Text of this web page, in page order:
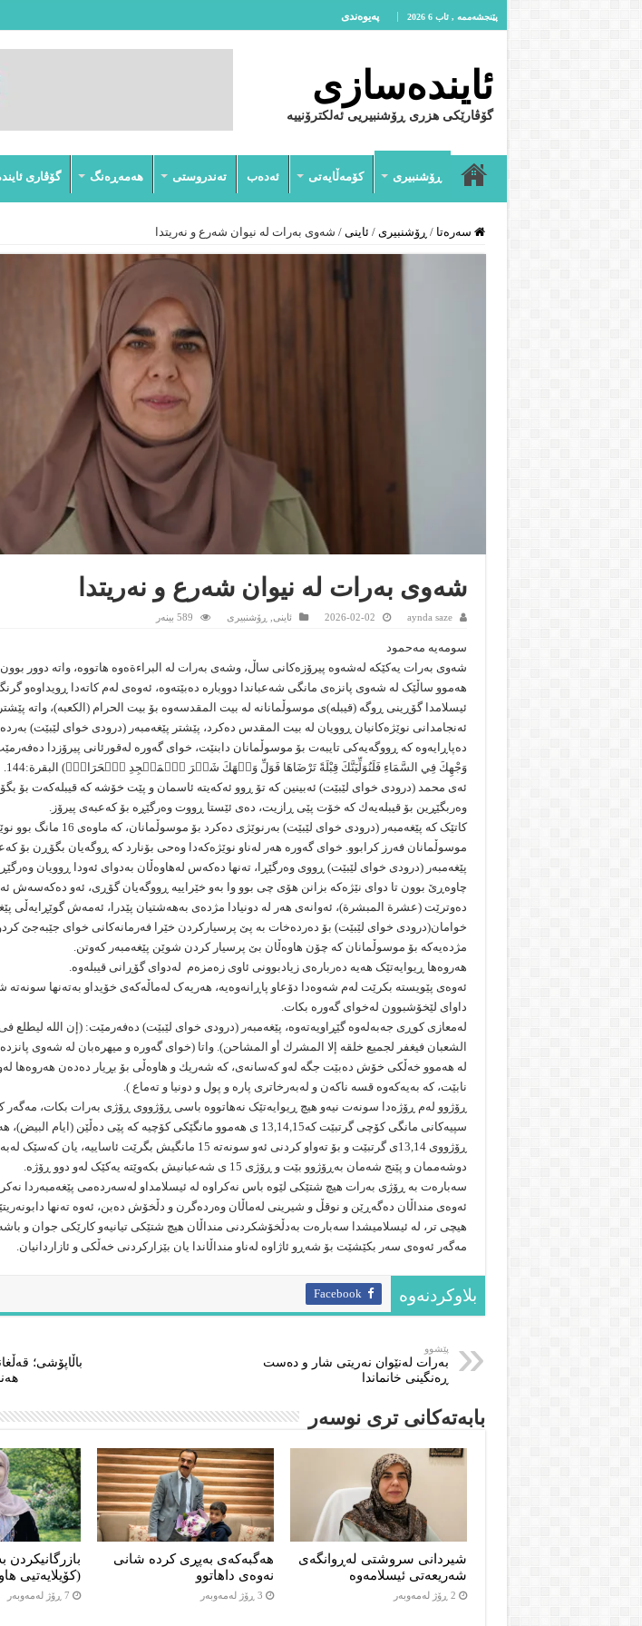
پێنجشەممە , ئاب 6 2026 پەیوەندى
ئایندەسازى
گۆڤارێکی هزری ڕۆشنبیریی ئەلکترۆنییە
ڕۆشنبیرى کۆمەڵایەتى ئەدەب تەندروستى هەمەڕەنگ گۆڤارى
سەرەتا / ڕۆشنبیرى / ئاینى / شەوی بەرات لە نیوان شەرع و نەریتدا
شەوی بەرات لە نیوان شەرع و نەریتدا
aynda saze
2026-02-02 ئاینى ڕۆشنبیرى 589 بینەر
سومەیە مەحمود
شەوی بەرات یەکێکە لەشەوە پیرۆزەکانی ساڵ، وشەی بەرات لە البراءةەوە هاتووە، واتە دوور
هەموو ساڵێک لە شەوی پانزەی مانگی شەعباندا دووبارە دەبێتەوە، ئەوەی لەم کاتەدا ڕویداوەو
ئیسلامدا گۆڕینی ڕوگە (قیبلە)ی موسوڵمانانە لە بیت المقدسەوە بۆ بیت الحرام (الکعبە)، واتە
ئەنجامدانی نوێژەکانیان ڕوویان لە بیت المقدس دەکرد، پێشتر پێغەمبەر (درودی خوای لێبێت)
دەپاڕایەوە کە ڕووگەیەکی تایبەت بۆ موسوڵمانان دابنێت، خوای گەورە لەقورئانی پیرۆزدا
وَجْهِكَ فِي السَّمَاءِ فَلَنُوَلِّيَنَّكَ قِبْلَةً تَرْضَاهَا فَوَلِّ وَجۡهَكَ شَطۡرَ ٱلۡمَسۡجِدِ ٱلۡحَرَامِۚ) البقرة:144.
ئەی محمد (درودی خوای لێبێت) ئەبینین كە تۆ ڕوو ئەكەیتە ئاسمان و پێت خۆشە كە قیبلەكەت بۆ
وەربگێڕین بۆ قیبلەیەك كە خۆت پێی ڕازیت، دەی ئێستا ڕووت وەرگێڕە بۆ كەعبەی پیرۆز.
کاتێک کە پێغەمبەر (درودی خوای لێبێت) بەرنوێژی دەکرد بۆ
موسوڵمانان فەرز کرابوو. خوای گەورە هەر لەناو نوێژەکەدا وەحی بۆنارد کە ڕوگەیان بگۆڕن بۆ
پێغەمبەر (درودی خوای لێبێت) ڕووی وەرگێڕا، تەنها دەکەس لەهاوەڵان بەدوای ئەودا ڕوویان
چاوەڕێ بوون تا دوای نێژەکە بزانن هۆی چی بوو وا بەو خێراییە ڕووگەیان گۆڕی، ئەو دەکەسەش
دەوترێت (عشرة المبشرة)، ئەوانەی هەر لە دونیادا مژدەی بەهەشتیان پێدرا، ئەمەش گوێڕایەڵی
خوامان(درودی خوای لێبێت) بۆ دەردەخات بە پێ پرسیارکردن خێرا فەرمانەکانی خوای جێبەجێ
مژدەیەکە بۆ موسوڵمانان کە چۆن هاوەڵان بێ پرسیار کردن شوێن پێغەمبەر کەوتن.
هەروەها ڕیوایەتێک هەیە دەربارەی زیادبوونی ئاوی زەمزەم لەدوای گۆڕانی قیبلەوە.
ئەوەی پێویستە بکرێت لەم شەوەدا دۆعاو پاڕانەوەیە، هەریەک لەماڵەکەی خۆیداو بەتەنها سونەتە
داوای لێخۆشبوون لەخوای گەورە بکات.
لەمعازی کوڕی جەبەلەوە گێڕاویەتەوە، پێغەمبەر (درودی خوای لێبێت) دەفەرمێت: (إن الله لیطلع
الشعبان فیغفر لجمیع خلقه إلا المشرك أو المشاحن). واتا (خوای‌ گەورە و میهرەبان لە شەوی‌
لە هەموو خەڵكی‌ خۆش دەبێت جگە لەو كەسانەی،‌ كە شەریك و هاوەڵی‌ بۆ بڕیار دەدەن هەروەها
نابێت، كە بەیەكەوە قسە ناكەن و لەبەرخاتری‌ پارە و پول و دونیا و تەماع ).
ڕۆژوو لەم ڕۆژەدا سونەت نیەو هیچ ڕیوایەتێک نەهاتووە باسی ڕۆژووی ڕۆژی بەرات بکات،
سپیەکانی مانگی کۆچی گرتبێت کە13,14,15 ی هەموو مانگێکی کۆچیە کە پێی دەڵێن (ایام
ڕۆژووی 13,14ی گرتبێت و بۆ تەواو کردنی ئەو سونەتە 15 مانگیش بگرێت
دوشەممان و پێنج شەمان بەڕۆژوو بێت و ڕۆژی 15 ی شەعبانیش بکەوێتە یەکێک لەو دوو ڕۆژە.
سەبارەت بە ڕۆژی بەرات هیچ شتێکی لێوە باس نەکراوە لە ئیسلامداو لەسەردەمی پێغەمبەردا
ئەوەی منداڵان دەگەڕێن و نوقڵ و شیرینی لەماڵان وەردەگرن و دڵخۆش دەبن، ئەوە تەنها
هیچی تر، لە ئیسلامیشدا سەبارەت بەدڵخۆشکردنی منداڵان هیچ شتێکی تیانیەو کارێکی جوان و
مەگەر ئەوەی سەر بکێشێت بۆ شەڕو ئاژاوە لەناو منداڵاندا یان بێزارکردنی خەڵکی و ئازاردانیان.
بلاوکردنەوە Facebook
پێشوو
بەرات لەنێوان نەریتی شار و دەست
ڕەنگینی خانماندا
باڵاپۆشی؛
بابەتەکانى ترى نوسەر
شیردانی سروشتی لەڕوانگەی
شەریعەتی ئیسلامەوە
2 ڕۆژ لەمەوبەر
هەگبەکەی بەپڕی کردە شانی
نەوەی داهاتوو
3 ڕۆژ لەمەوبەر
بازرگانیکردن
(کۆیلایەتیی
7 ڕۆژ لەمەوبەر